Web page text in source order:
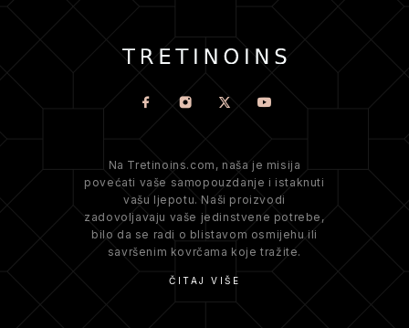
Na Tretinoins.com, naša je misija
povećati vaše samopouzdanje i istaknuti
vašu ljepotu. Naši proizvodi
zadovoljavaju vaše jedinstvene potrebe,
bilo da se radi o blistavom osmijehu ili
savršenim kovrčama koje tražite.
ČITAJ VIŠE